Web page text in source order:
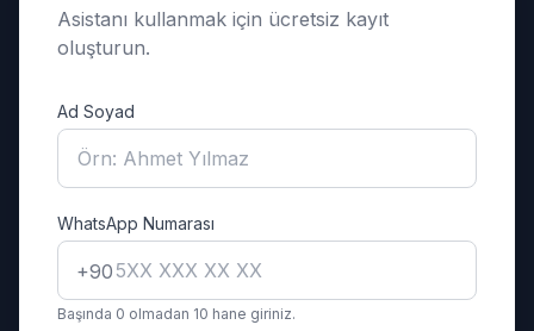
Asistanı kullanmak için ücretsiz kayıt
oluşturun.
Ad Soyad
WhatsApp Numarası
+90
Başında 0 olmadan 10 hane giriniz.